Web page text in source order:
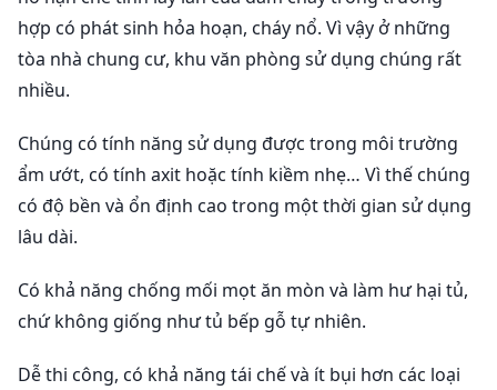
hợp có phát sinh hỏa hoạn, cháy nổ. Vì vậy ở những
tòa nhà chung cư, khu văn phòng sử dụng chúng rất
nhiều.
Chúng có tính năng sử dụng được trong môi trường
ẩm ướt, có tính axit hoặc tính kiềm nhẹ… Vì thế chúng
có độ bền và ổn định cao trong một thời gian sử dụng
lâu dài.
Có khả năng chống mối mọt ăn mòn và làm hư hại tủ,
chứ không giống như tủ bếp gỗ tự nhiên.
Dễ thi công, có khả năng tái chế và ít bụi hơn các loại